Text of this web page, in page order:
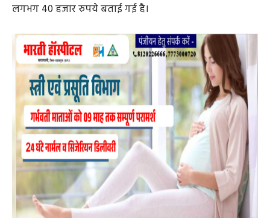
चोरी गई मोटरसाइकिल का इंजन नंबर PFXWMG93486 एवं
चेचिस नंबर MD2A76AX4MWG24205 है, जिसकी कीमत
लगभग 40 हजार रुपये बताई गई है।